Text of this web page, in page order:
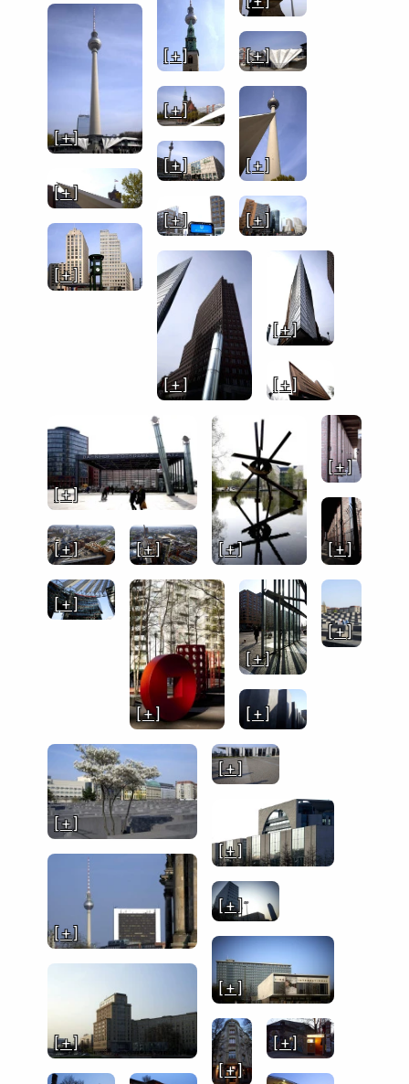
[ + ]
[ + ]
[ + ]
[ + ]
[ + ]
[ + ]
[ + ]
[ + ] [ + ]
[ + ]
[ + ]
[ + ]
[ + ]
[ + ]
[ + ]
[ + ]
[ + ]
[ + ] [ + ]
[ + ]
[ + ]
[ + ]
[ + ]
[ + ]
[ + ]
[ + ]
[ + ]
[ + ]
[ + ]
[ + ]
[ + ]
[ + ]
[ + ]